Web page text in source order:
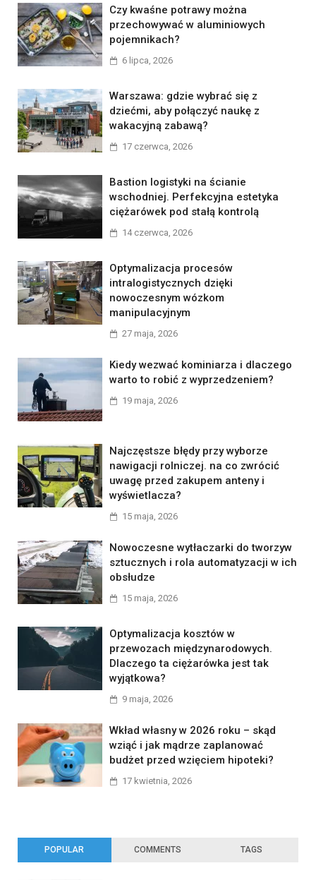
Czy kwaśne potrawy można
przechowywać w aluminiowych
pojemnikach?
6 lipca, 2026
Warszawa: gdzie wybrać się z
dziećmi, aby połączyć naukę z
wakacyjną zabawą?
17 czerwca, 2026
Bastion logistyki na ścianie
wschodniej. Perfekcyjna estetyka
ciężarówek pod stałą kontrolą
14 czerwca, 2026
Optymalizacja procesów
intralogistycznych dzięki
nowoczesnym wózkom
manipulacyjnym
27 maja, 2026
Kiedy wezwać kominiarza i dlaczego
warto to robić z wyprzedzeniem?
19 maja, 2026
Najczęstsze błędy przy wyborze
nawigacji rolniczej. na co zwrócić
uwagę przed zakupem anteny i
wyświetlacza?
15 maja, 2026
Nowoczesne wytłaczarki do tworzyw
sztucznych i rola automatyzacji w ich
obsłudze
15 maja, 2026
Optymalizacja kosztów w
przewozach międzynarodowych.
Dlaczego ta ciężarówka jest tak
wyjątkowa?
9 maja, 2026
Wkład własny w 2026 roku – skąd
wziąć i jak mądrze zaplanować
budżet przed wzięciem hipoteki?
17 kwietnia, 2026
POPULAR COMMENTS TAGS